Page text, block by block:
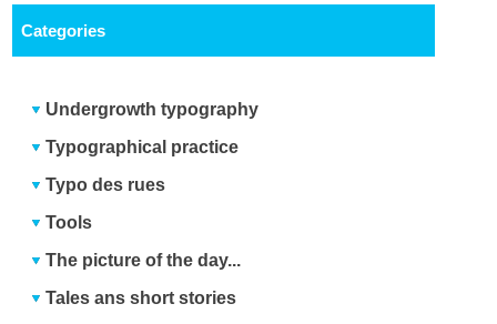
Categories
Undergrowth typography
Typographical practice
Typo des rues
Tools
The picture of the day...
Tales ans short stories